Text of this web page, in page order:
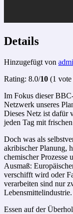
Details
Hinzugefügt von
Rating: 8.0/10 (1 vote
Im Fokus dieser
Netzwerk unseres
Dieses Netz ist dafür
jeden Tag mit
Doch was als
akribischer Planung,
chemischer Prozesse
Ausmaß:
verschifft wird oder
verarbeiten sind nur
Lebensmittelindustrie.
Essen auf der